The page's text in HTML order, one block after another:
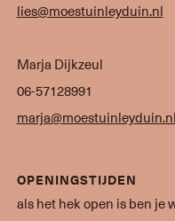
lies@moestuinleyduin.nl
Marja Dijkzeul
06-57128991
marja@moestuinleyduin.nl
OPENINGSTIJDEN
als het hek open is ben je